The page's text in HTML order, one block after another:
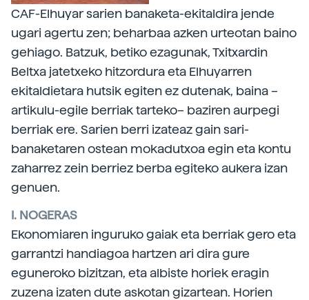
CAF-Elhuyar sarien banaketa-ekitaldira jende
ugari agertu zen; beharbaa azken urteotan baino
gehiago. Batzuk, betiko ezagunak, Txitxardin
Beltxa jatetxeko hitzordura eta Elhuyarren
ekitaldietara hutsik egiten ez dutenak, baina –
artikulu-egile berriak tarteko– baziren aurpegi
berriak ere. Sarien berri izateaz gain sari-
banaketaren ostean mokadutxoa egin eta kontu
zaharrez zein berriez berba egiteko aukera izan
genuen.
I. NOGERAS
Ekonomiaren inguruko gaiak eta berriak gero eta
garrantzi handiagoa hartzen ari dira gure
eguneroko bizitzan, eta albiste horiek eragin
zuzena izaten dute askotan gizartean. Horien